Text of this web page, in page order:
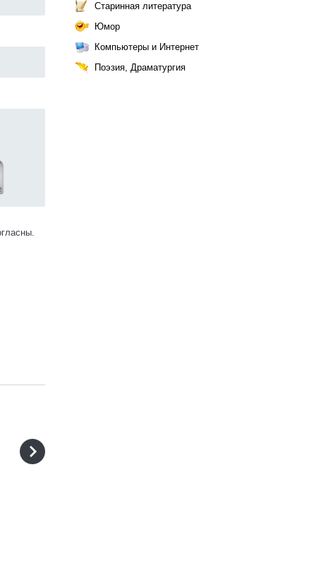
Старинная литература
Юмор
Компьютеры и Интернет
Поэзия, Драматургия